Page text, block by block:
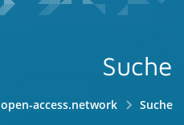
Suche
open-access.network Suche